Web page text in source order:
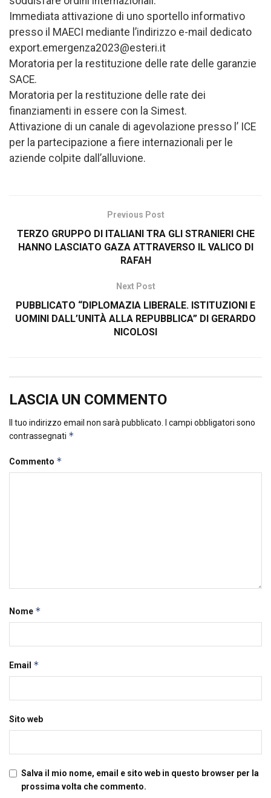
Immediata attivazione di uno sportello informativo
presso il MAECI mediante l’indirizzo e-mail dedicato
export.emergenza2023@esteri.it
Moratoria per la restituzione delle rate delle garanzie
SACE.
Moratoria per la restituzione delle rate dei
finanziamenti in essere con la Simest.
Attivazione di un canale di agevolazione presso l’ ICE
per la partecipazione a fiere internazionali per le
aziende colpite dall’alluvione.
Previous Post
TERZO GRUPPO DI ITALIANI TRA GLI STRANIERI CHE
HANNO LASCIATO GAZA ATTRAVERSO IL VALICO DI
RAFAH
Next Post
PUBBLICATO “DIPLOMAZIA LIBERALE. ISTITUZIONI E
UOMINI DALL’UNITÀ ALLA REPUBBLICA” DI GERARDO
NICOLOSI
LASCIA UN COMMENTO
Il tuo indirizzo email non sarà pubblicato.
I campi obbligatori sono
contrassegnati *
Commento *
Nome *
Email *
Sito web
Salva il mio nome, email e sito web in questo browser per la
prossima volta che commento.